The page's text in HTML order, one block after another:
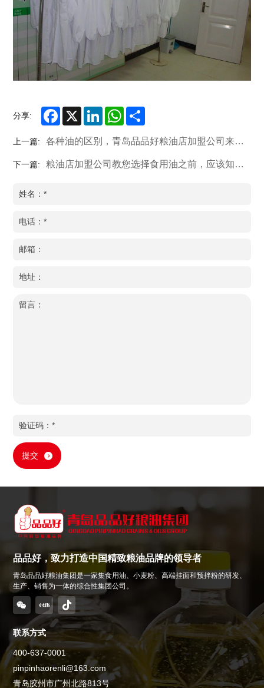
分享: Facebook
X LinkedInWhatsApp
上一篇: 各种油的区别，青岛品品好粮油店加盟公司来介绍
下一篇: 粮油店加盟公司教您选择食用油之前，应该知道的食用油知识
提交
品品好，致力打造中国精致粮油品牌的领导者
青岛品品好粮油集团是一家集食用油、小麦粉、高端挂面和预拌粉的研发、
生产、销售为一体的综合性集团公司。
联系方式
400-637-0001
pinpinhaorenli@163.com
青岛胶州市广州北路813号